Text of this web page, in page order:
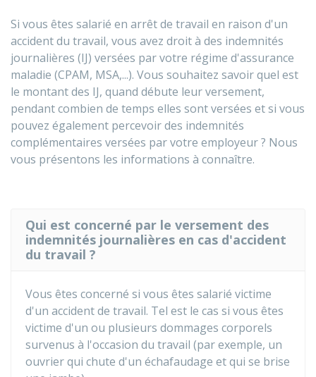
Si vous êtes salarié en arrêt de travail en raison d'un
accident du travail, vous avez droit à des indemnités
journalières (IJ) versées par votre régime d'assurance
maladie (CPAM, MSA,...). Vous souhaitez savoir quel est
le montant des IJ, quand débute leur versement,
pendant combien de temps elles sont versées et si vous
pouvez également percevoir des indemnités
complémentaires versées par votre employeur ? Nous
vous présentons les informations à connaître.
Qui est concerné par le versement des
indemnités journalières en cas d'accident
du travail ?
Vous êtes concerné si vous êtes salarié victime
d'un accident de travail. Tel est le cas si vous êtes
victime d'un ou plusieurs dommages corporels
survenus à l'occasion du travail (par exemple, un
ouvrier qui chute d'un échafaudage et qui se brise